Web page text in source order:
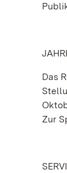
Das
Zur